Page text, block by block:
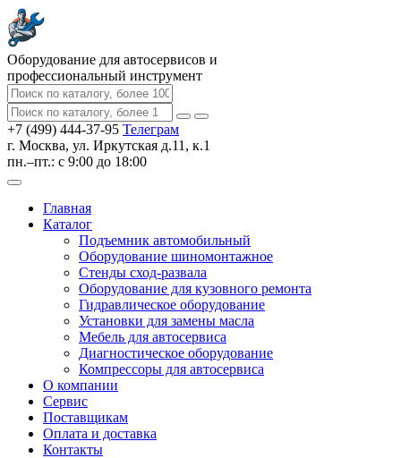
Оборудование для автосервисов и
профессиональный инструмент
+7 (499) 444-37-95 Телеграм
г. Москва, ул. Иркутская д.11, к.1
пн.–пт.: с 9:00 до 18:00
Главная
Каталог
Подъемник автомобильный
Оборудование шиномонтажное
Стенды сход-развала
Оборудование для кузовного ремонта
Гидравлическое оборудование
Установки для замены масла
Мебель для автосервиса
Диагностическое оборудование
Компрессоры для автосервиса
О компании
Сервис
Поставщикам
Оплата и доставка
Контакты